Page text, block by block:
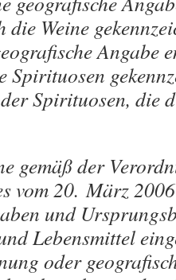
die Weine
Angabe
Spirituosen
Spirituosen, die
gemäß der
vom 20. März
und
Lebensmittel
oder